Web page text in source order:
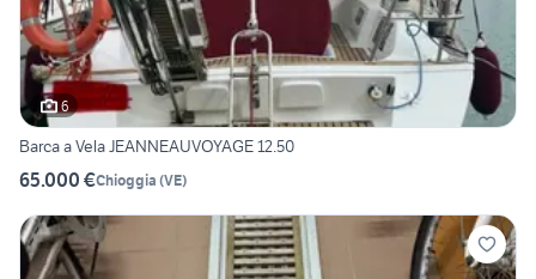
6
Barca a Vela JEANNEAUVOYAGE 12.50
65.000 €Chioggia (VE)